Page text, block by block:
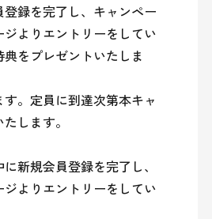
録を完了し、キャンペー
よりエントリーをしてい
をプレゼントいたしま
。定員に到達次第本キャ
します。
に新規会員登録を完了し、
よりエントリーをしてい